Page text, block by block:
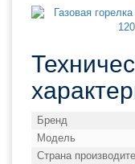
Бренд
Модель
Страна